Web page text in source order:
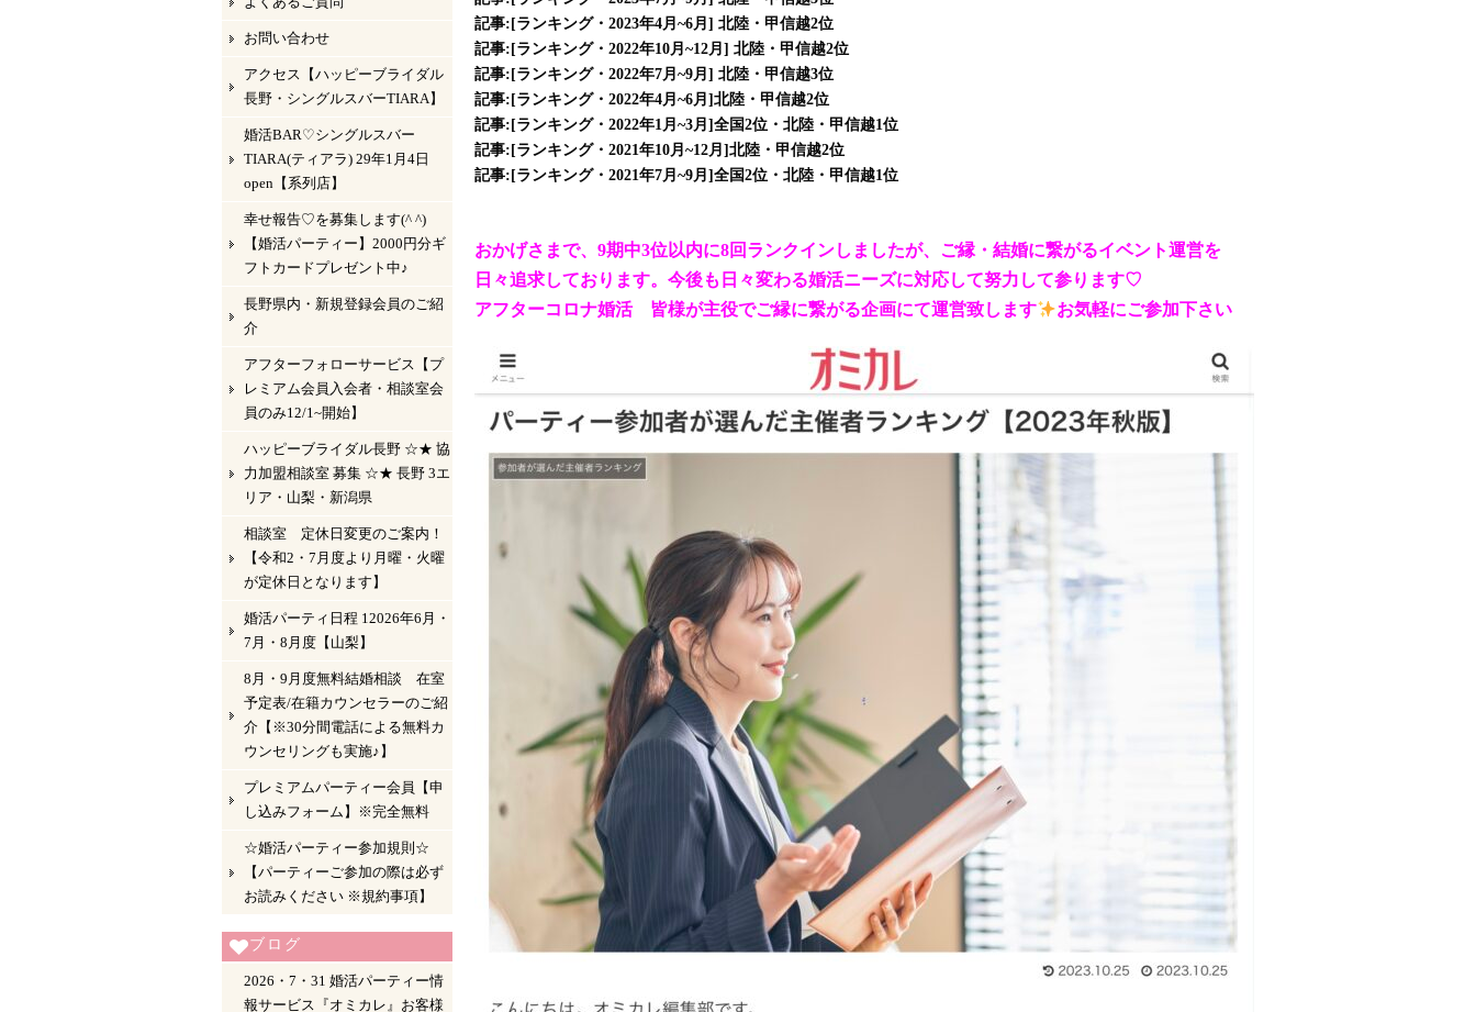
記事:[ランキング・2023年4月~6月] 北陸・甲信越2位
記事:[ランキング・2022年10月~12月] 北陸・甲信越2位
記事:[ランキング・2022年7月~9月] 北陸・甲信越3位
記事:[ランキング・2022年4月~6月]北陸・甲信越2位
記事:[ランキング・2022年1月~3月]全国2位・北陸・甲信越1位
記事:[ランキング・2021年10月~12月]北陸・甲信越2位
記事:[ランキング・2021年7月~9月]全国2位・北陸・甲信越1位
おかげさまで、9期中3位以内に8回ランクインしましたが、ご縁・結婚に繋がるイベント運営を
日々追求しております。今後も日々変わる婚活ニーズに対応して努力して参ります♡
アフターコロナ婚活 皆様が主役でご縁に繋がる企画にて運営致します
お気軽にご参加下さい
お問い合わせ
アクセス【ハッピーブライダル
長野・シングルスバーTIARA】
婚活BAR♡シングルスバー
TIARA(ティアラ) 29年1月4日
open【系列店】
幸せ報告♡を募集します(^ ^)
【婚活パーティー】2000円分ギ
フトカードプレゼント中♪
長野県内・新規登録会員のご紹
介
アフターフォローサービス【プ
レミアム会員入会者・相談室会
員のみ12/1~開始】
ハッピーブライダル長野 ☆★ 協
力加盟相談室 募集 ☆★ 長野 3エ
リア・山梨・新潟県
相談室 定休日変更のご案内！
【令和2・7月度より月曜・火曜
が定休日となります】
婚活パーティ日程 12026年6月・
7月・8月度【山梨】
8月・9月度無料結婚相談 在室
予定表/在籍カウンセラーのご紹
介【※30分間電話による無料カ
ウンセリングも実施♪】
プレミアムパーティー会員【申
し込みフォーム】※完全無料
☆婚活パーティー参加規則☆
【パーティーご参加の際は必ず
お読みください ※規約事項】
ブログ
2026・7・31 婚活パーティー情
報サービス『オミカレ』お客様